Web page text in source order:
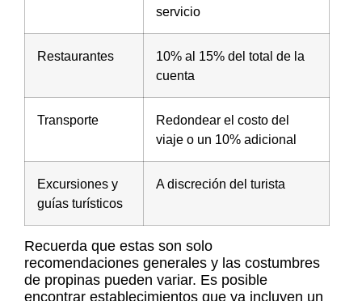
servicio
Restaurantes
10% al 15% del total de la
cuenta
Transporte
Redondear el costo del
viaje o un 10% adicional
Excursiones y
guías turísticos
A discreción del turista
Recuerda que estas son solo
recomendaciones generales y las costumbres
de propinas pueden variar. Es posible
encontrar establecimientos que ya incluyen un